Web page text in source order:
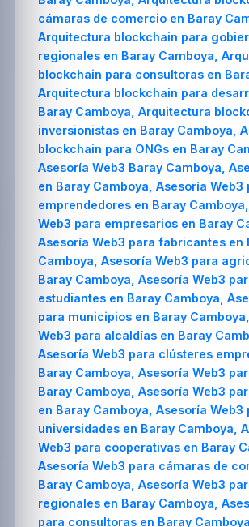
cámaras de comercio en Baray
Arquitectura blockchain para
regionales en Baray Camboya,
blockchain para consultoras en
Arquitectura blockchain para
Baray Camboya, Arquitectura
inversionistas en Baray Camboya,
blockchain para ONGs en Baray
Asesoría Web3 Baray Camboya,
en Baray Camboya, Asesoría Web3
emprendedores en Baray
Web3 para empresarios en Baray
Asesoría Web3 para fabricantes en
Camboya, Asesoría Web3 para
Baray Camboya, Asesoría Web3
estudiantes en Baray Camboya,
para municipios en Baray
Web3 para alcaldías en Baray
Asesoría Web3 para clústeres
Baray Camboya, Asesoría Web3
Baray Camboya, Asesoría Web3
en Baray Camboya, Asesoría Web3
universidades en Baray Camboya,
Web3 para cooperativas en Baray
Asesoría Web3 para cámaras de
Baray Camboya, Asesoría Web3
regionales en Baray Camboya,
para consultoras en Baray